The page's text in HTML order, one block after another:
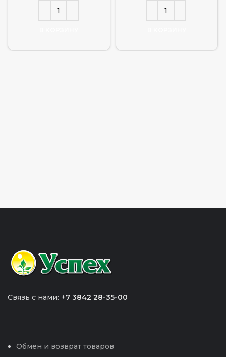
Связь с нами: +7 3842 28-35-00
Обмен и возврат товаров